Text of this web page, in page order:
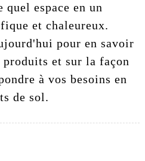
espace en un
et chaleureux.
pour en savoir
et sur la façon
à vos besoins en
de sol.